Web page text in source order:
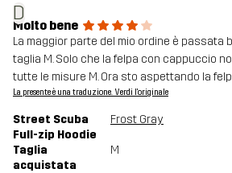
D
Molto bene
La maggior parte del mio ordine è passata
taglia M. Solo che la felpa con cappuccio
tutte le misure M. Ora sto aspettando la
La presente è una traduzione. Verdi l'originale
Street Scuba
Full-zip Hoodie
Frost Gray
Taglia
acquistata
M